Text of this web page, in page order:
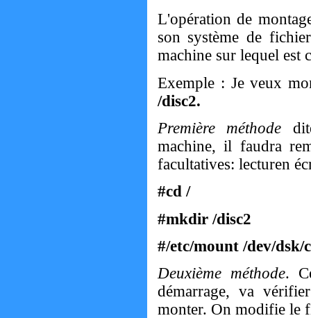
L'opération de
son système de
machine sur lequel est
Exemple : Je veux
/disc2.
Première méthode
machine, il faudra
facultatives: lecturen
#cd /
#mkdir /disc2
#/etc/mount /dev/dsk/
Deuxième méthode.
démarrage, va
monter. On modifie le